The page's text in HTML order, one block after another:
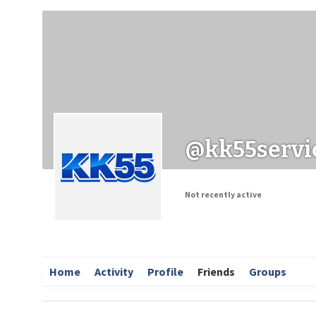
Заходи
Not recently active
Home Activity Profile Friends Groups